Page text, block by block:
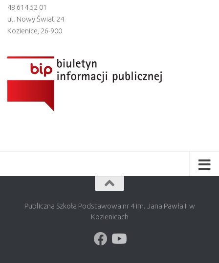
48 614 52 01
ul. Nowy Świat 24
Kozienice 26-900
Publiczna Szkoła Podstawowa nr 4 im. Jana Pawła II w
Kozienicach